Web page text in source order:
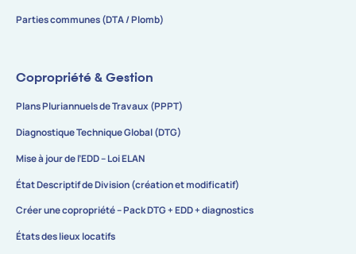
Parties communes (DTA / Plomb)
Copropriété & Gestion
Plans Pluriannuels de Travaux (PPPT)
Diagnostique Technique Global (DTG)
Mise à jour de l’EDD – Loi ELAN
État Descriptif de Division (création et modificatif)
Créer une copropriété – Pack DTG + EDD + diagnostics
États des lieux locatifs